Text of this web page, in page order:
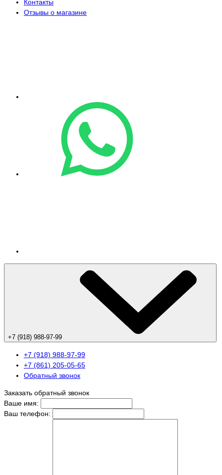
Контакты
Отзывы о магазине
+7 (918) 988-97-99
+7 (918) 988-97-99
+7 (861) 205-05-65
Обратный звонок
Заказать обратный звонок
Ваше имя:
Ваш телефон: